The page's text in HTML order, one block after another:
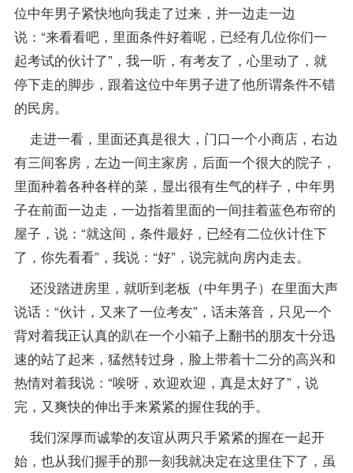
位中年男子紧快地向我走了过来，并一边走一边
说：“来看看吧，里面条件好着呢，已经有几位你们一
起考试的伙计了”，我一听，有考友了，心里动了，就
停下走的脚步，跟着这位中年男子进了他所谓条件不错
的民房。
走进一看，里面还真是很大，门口一个小商店，右边
有三间客房，左边一间主家房，后面一个很大的院子，
里面种着各种各样的菜，显出很有生气的样子，中年男
子在前面一边走，一边指着里面的一间挂着蓝色布帘的
屋子，说：“就这间，条件最好，已经有二位伙计住下
了，你先看看”，我说：“好”，说完就向房内走去。
还没踏进房里，就听到老板（中年男子）在里面大声
说话：“伙计，又来了一位考友”，话未落音，只见一个
背对着我正认真的趴在一个小箱子上翻书的朋友十分迅
速的站了起来，猛然转过身，脸上带着十二分的高兴和
热情对着我说：“唉呀，欢迎欢迎，真是太好了”，说
完，又爽快的伸出手来紧紧的握住我的手。
我们深厚而诚挚的友谊从两只手紧紧的握在一起开
始，也从我们握手的那一刻我就决定在这里住下了，虽